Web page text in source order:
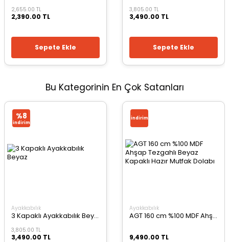
2,655.00 TL
2,390.00 TL
Sepete Ekle
3,805.00 TL
3,490.00 TL
Sepete Ekle
Bu Kategorinin En Çok Satanları
%8
i̇ndirim
Ayakkabılık
3 Kapaklı Ayakkabılık Beyaz
3,805.00 TL
3,490.00 TL
i̇ndirim
Ayakkabılık
AGT 160 cm %100 MDF Ahşap Tezgahlı Beyaz Kapaklı Hazır Mutfak Dolabı
9,490.00 TL